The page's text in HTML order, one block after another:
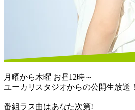
月曜から木曜 お昼12時～
ユーカリスタジオからの公開生放送！
番組ラス曲はあなた次第!